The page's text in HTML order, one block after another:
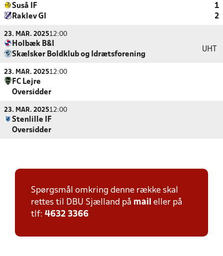
Suså IF
1
Raklev GI
2
23. MAR. 202512:00
Holbæk B&I
Skælskør Boldklub og Idrætsforening
UHT
23. MAR. 202512:00
FC Lejre
Oversidder
23. MAR. 202512:00
Stenlille IF
Oversidder
Spørgsmål omkring denne række skal
rettes til DBU Sjælland på mail eller på
tlf: 4632 3366